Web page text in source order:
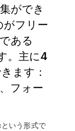
ができ
フリー
ある
。主に4
ます：
フォー
いう形式で